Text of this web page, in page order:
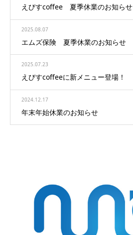
えびすcoffee 夏季休業のお知らせ
2025.08.07
エムズ保険 夏季休業のお知らせ
2025.07.23
えびすcoffeeに新メニュー登場！
2024.12.17
年末年始休業のお知らせ